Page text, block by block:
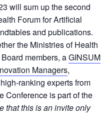
will sum up the second
Forum for Artificial
and publications.
the Ministries of Health
members, aGINSUM
Managers,
ranking experts from
Conference is part of the
that this is an invite only